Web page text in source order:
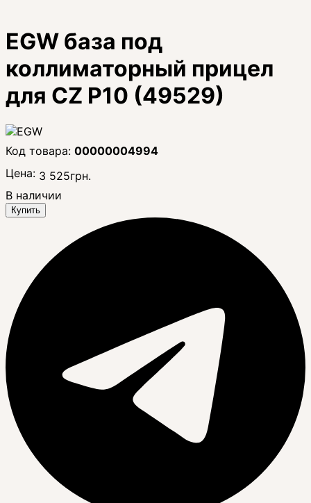
EGW база под
коллиматорный прицел
для CZ P10 (49529)
00000004994
Цена: 3 525грн.
В наличии
Купить